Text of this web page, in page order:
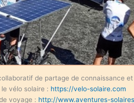
de partage de connaissance et
vélo solaire : https://velo-solaire.com
voyage : http://www.aventures-